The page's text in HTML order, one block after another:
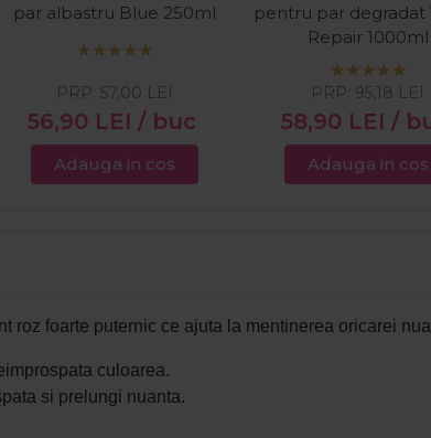
par albastru Blue 250ml
56,90 LEI / buc
PRP: 57,00 LEI
Adauga in cos
pentru par degradat
Repair 1000ml
58,90 LEI /
PRP: 95,18 LEI
Adauga in cos
roz foarte puternic ce ajuta la mentinerea oricarei
culoarea.
si prelungi nuanta.